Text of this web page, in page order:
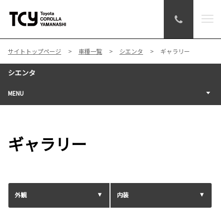
サイトトップページ 車種一覧 シエンタ ギャラリー
シエンタ
MENU
ギャラリー
外観 内装